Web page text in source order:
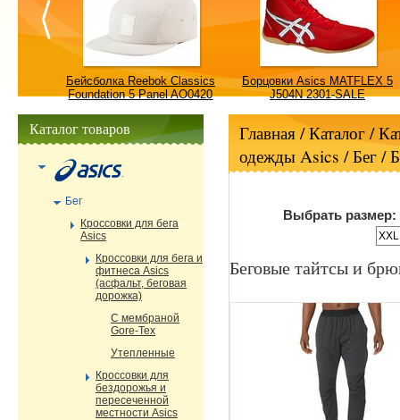
Бейсболка Reebok Classics
Foundation 5 Panel AO0420
Борцовки Asics MATFLEX 5
J504N 2301-SALE
Главная/ Каталог /
одежды Asics /Бег/
Выбрать размер:
XXL
Беговые тайтсы и
Каталог товаров
Бег
Кроссовки для бега
Asics
Кроссовки для бега и
фитнеса Asics
(асфальт, беговая
дорожка)
С мембраной
Gore-Tex
Утепленные
Кроссовки для
бездорожья и
пересеченной
местности Asics